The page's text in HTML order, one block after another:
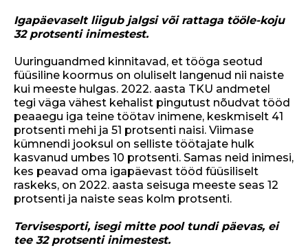
Igapäevaselt liigub jalgsi või rattaga tööle-koju
32 protsenti inimestest.
Uuringuandmed kinnitavad, et tööga seotud
füüsiline koormus on oluliselt langenud nii naiste
kui meeste hulgas. 2022. aasta TKU andmetel
tegi väga vähest kehalist pingutust nõudvat tööd
peaaegu iga teine töötav inimene, keskmiselt 41
protsenti mehi ja 51 protsenti naisi. Viimase
kümnendi jooksul on selliste töötajate hulk
kasvanud umbes 10 protsenti. Samas neid inimesi,
kes peavad oma igapäevast tööd füüsiliselt
raskeks, on 2022. aasta seisuga meeste seas 12
protsenti ja naiste seas kolm protsenti.
Tervisesporti, isegi mitte pool tundi päevas, ei
tee 32 protsenti inimestest.